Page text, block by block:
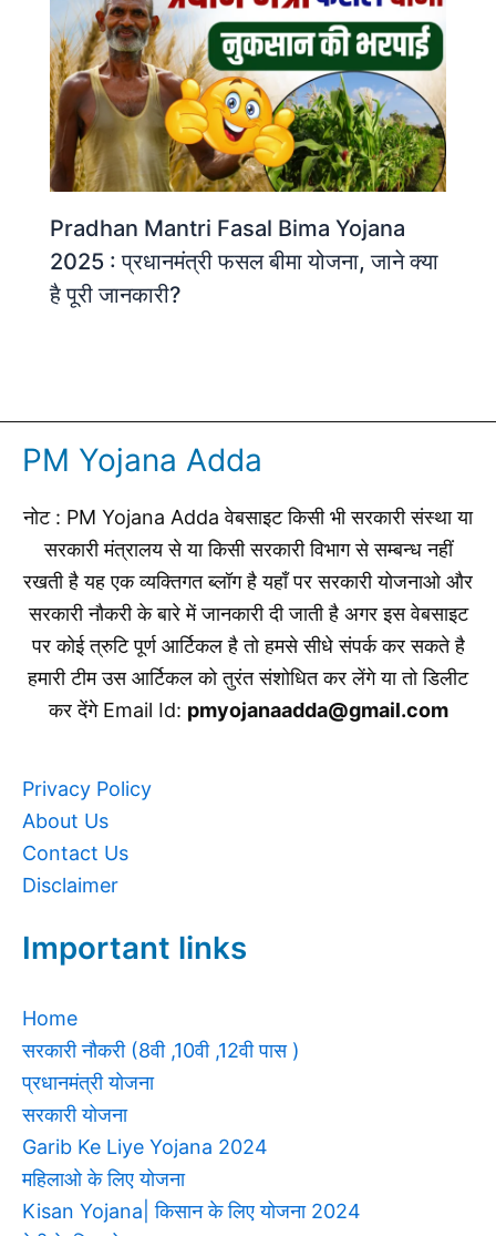
Pradhan Mantri Fasal Bima Yojana
2025 : प्रधानमंत्री फसल बीमा योजना, जाने क्या
है पूरी जानकारी?
PM Yojana Adda
नोट : PM Yojana Adda वेबसाइट किसी भी सरकारी संस्था या
सरकारी मंत्रालय से या किसी सरकारी विभाग से सम्बन्ध नहीं
रखती है यह एक व्यक्तिगत ब्लॉग है यहाँ पर सरकारी योजनाओ और
सरकारी नौकरी के बारे में जानकारी दी जाती है अगर इस वेबसाइट
पर कोई त्रुटि पूर्ण आर्टिकल है तो हमसे सीधे संपर्क कर सकते है
हमारी टीम उस आर्टिकल को तुरंत संशोधित कर लेंगे या तो डिलीट
कर देंगे Email Id: pmyojanaadda@gmail.com
Privacy Policy
About Us
Contact Us
Disclaimer
Important links
Home
सरकारी नौकरी (8वी ,10वी ,12वी पास )
प्रधानमंत्री योजना
सरकारी योजना
Garib Ke Liye Yojana 2024
महिलाओ के लिए योजना
Kisan Yojana| किसान के लिए योजना 2024